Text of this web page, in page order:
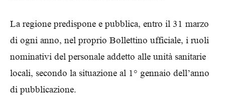
La regione predispone e pubblica, entro il 31 marzo
di ogni anno, nel proprio Bollettino ufficiale, i ruoli
nominativi del personale addetto alle unità sanitarie
locali, secondo la situazione al 1° gennaio dell’anno
di pubblicazione.